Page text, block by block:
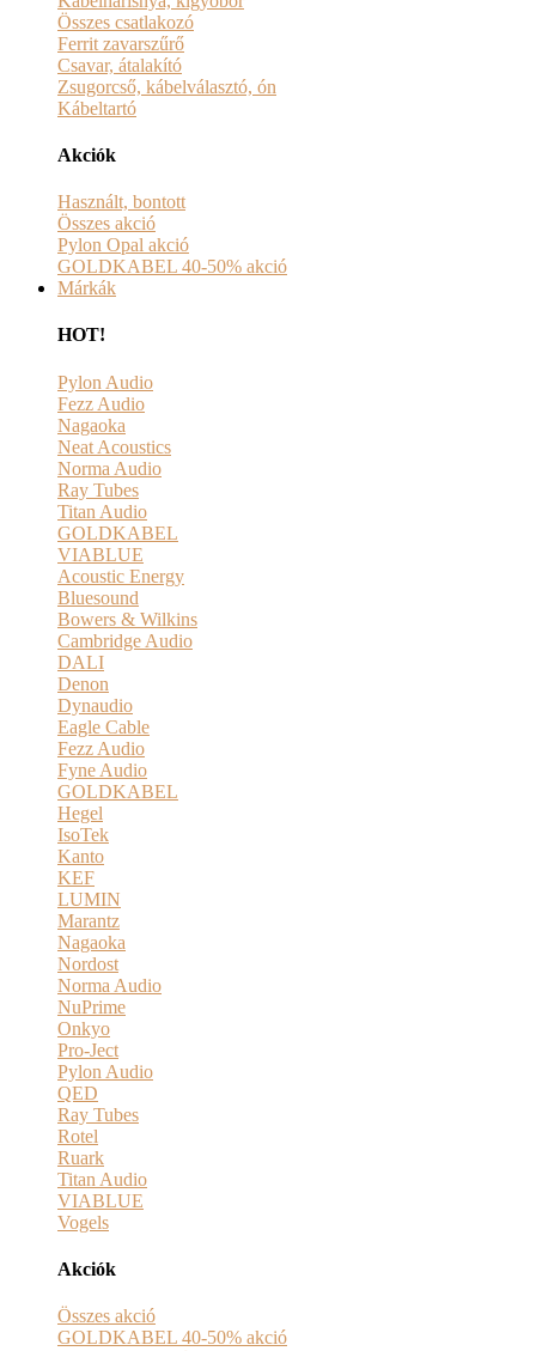
Összes csatlakozó
Ferrit zavarszűrő
Csavar, átalakító
Zsugorcső, kábelválasztó, ón
Kábeltartó
Akciók
Használt, bontott
Összes akció
Pylon Opal akció
GOLDKABEL 40-50% akció
Márkák
HOT!
Pylon Audio
Fezz Audio
Nagaoka
Neat Acoustics
Norma Audio
Ray Tubes
Titan Audio
GOLDKABEL
VIABLUE
Acoustic Energy
Bluesound
Bowers & Wilkins
Cambridge Audio
DALI
Denon
Dynaudio
Eagle Cable
Fezz Audio
Fyne Audio
GOLDKABEL
Hegel
IsoTek
Kanto
KEF
LUMIN
Marantz
Nagaoka
Nordost
Norma Audio
NuPrime
Onkyo
Pro-Ject
Pylon Audio
QED
Ray Tubes
Rotel
Ruark
Titan Audio
VIABLUE
Vogels
Akciók
Összes akció
GOLDKABEL 40-50% akció